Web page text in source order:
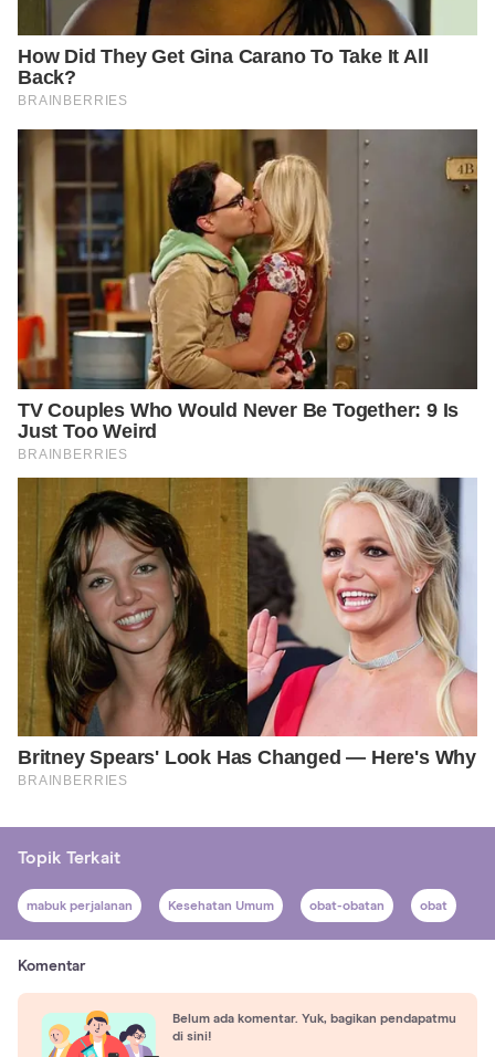
Topik Terkait
mabuk perjalanan Kesehatan Umum obat-obatan obat
Komentar
Belum ada komentar. Yuk, bagikan pendapatmu
di sini!